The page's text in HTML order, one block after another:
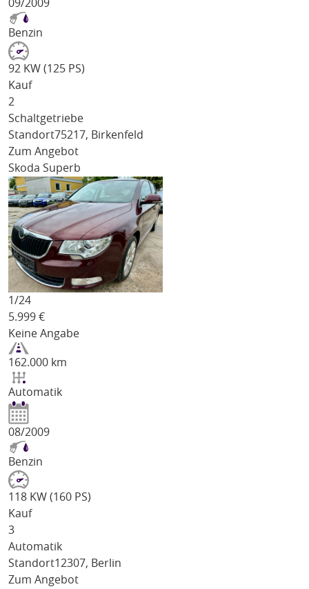
09/2009
Benzin
92 KW (125 PS)
Kauf
2
Schaltgetriebe
Standort75217, Birkenfeld
Zum Angebot
Skoda Superb
1/24
5.999 €
Keine Angabe
162.000 km
Automatik
08/2009
Benzin
118 KW (160 PS)
Kauf
3
Automatik
Standort12307, Berlin
Zum Angebot